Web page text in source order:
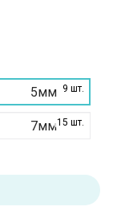
9 шт.
5мм
15 шт.
7мм